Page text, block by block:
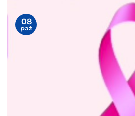
08
paź